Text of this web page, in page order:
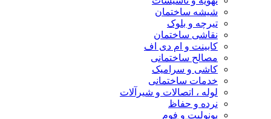
شیشه ساختمان
تیرچه و بلوک
نقاشی ساختمان
کابینت و ام دی اف
مصالح ساختمانی
کاشی و سرامیک
خدمات ساختمانی
لوله ، اتصالات و شیرآلات
نرده و حفاظ
یونولیت و فوم